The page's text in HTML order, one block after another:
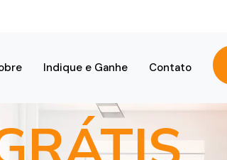
Indique e Ganhe Contato